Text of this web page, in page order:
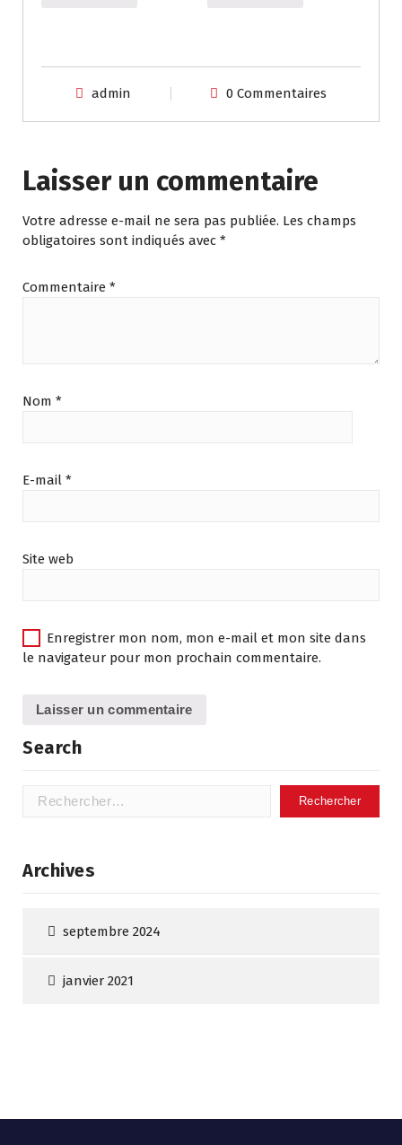
admin 0 Commentaires
Laisser un commentaire
Votre adresse e-mail ne sera pas publiée. Les champs
obligatoires sont indiqués avec *
Commentaire *
Nom *
E-mail *
Site web
Enregistrer mon nom, mon e-mail et mon site dans
le navigateur pour mon prochain commentaire.
Search
Rechercher :
Archives
septembre 2024
janvier 2021